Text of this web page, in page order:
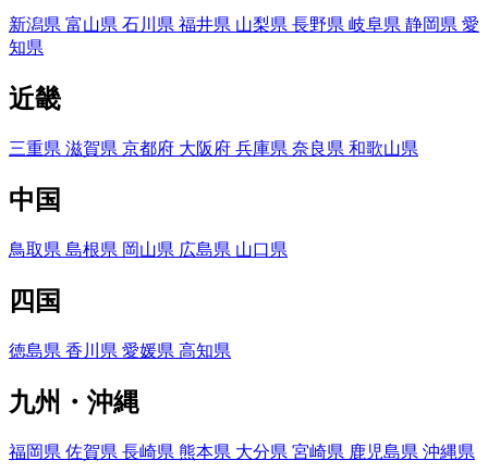
新潟県 富山県 石川県 福井県 山梨県 長野県 岐阜県 静岡県 愛
知県
近畿
三重県 滋賀県 京都府 大阪府 兵庫県 奈良県 和歌山県
中国
鳥取県 島根県 岡山県 広島県 山口県
四国
徳島県 香川県 愛媛県 高知県
九州・沖縄
福岡県 佐賀県 長崎県 熊本県 大分県 宮崎県 鹿児島県 沖縄県